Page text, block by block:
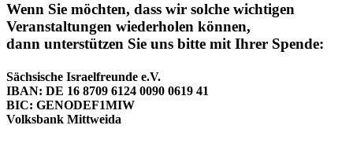
Wenn Sie möchten, dass wir solche wichtigen
Veranstaltungen wiederholen können,
dann unterstützen Sie uns bitte mit Ihrer Spende:
Sächsische Israelfreunde e.V.
IBAN: DE 16 8709 6124 0090 0619 41
BIC: GENODEF1MIW
Volksbank Mittweida